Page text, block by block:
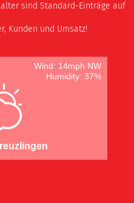
sind Standard-Einträge auf
Kunden und Umsatz!
Wind: 14mph NW
Humidity: 37%